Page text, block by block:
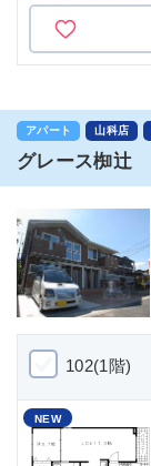
アパート 山科店
グレース椥辻
102(1階)
NEW